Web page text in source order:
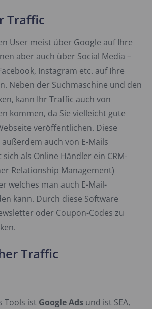
Traffic
User meist über Google auf Ihre
aber auch über Social Media –
Instagram etc. auf Ihre
Neben der Suchmaschine und den
kann Ihr Traffic auch von
kommen, da Sie vielleicht gute
veröffentlichen. Diese
auch von E-Mails
als Online Händler ein CRM-
Relationship Management)
welches man auch E-Mail-
kann. Durch diese Software
oder Coupon-Codes zu
Traffic
Tools ist Google Ads und ist SEA,